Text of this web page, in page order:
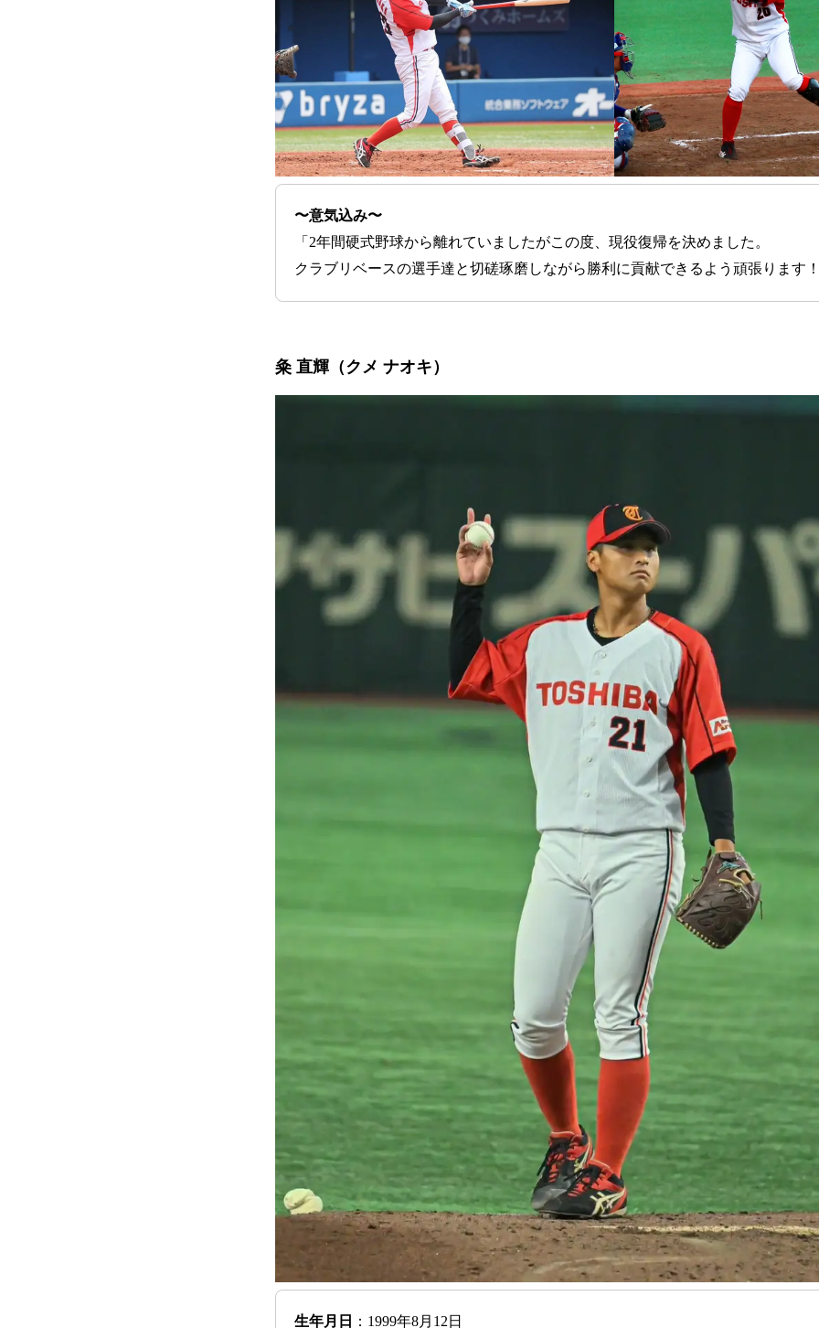
〜意気込み〜
「2年間硬式野球から離れていましたがこの度、現役復帰を決めました。
クラブリベースの選手達と切磋琢磨しながら勝利に貢献できるよう頑張ります
粂 直輝（クメ ナオキ）
生年月日 ：1999年8月12日